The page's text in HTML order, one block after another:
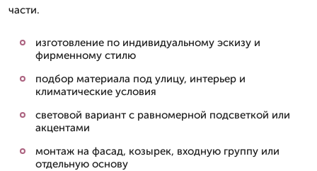
части.
изготовление по индивидуальному эскизу и
фирменному стилю
подбор материала под улицу, интерьер и
климатические условия
световой вариант с равномерной подсветкой или
акцентами
монтаж на фасад, козырек, входную группу или
отдельную основу